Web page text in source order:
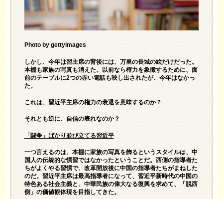
Photo by gettyimages
しかし、今年は習主席の背後には、万里の長城の絵だけだった。
本棚も家族の写真も消えた。以前なら権力を象徴するために、面
前のテーブルに2つの赤い電話も映し出されたが、今年はなかっ
た。
これは、習近平主席の権力の衰退を意味するのか？
それとも逆に、自信の表れなのか？
「闘争」ばかり並び立てる習近平
一つ言えるのは、本棚に家族の写真を飾るというスタイルは、中
国人の伝統的な慣習ではなかったということだ。西側の指導者た
ちがよくやる習慣で、改革開放後に中国の指導者たちがまねした
のだ。習近平主席は最高指導者になって、習近平新時代の中国の
特色ある社会主義と、中華民族の偉大なる復興を求めて、「脱西
側」の価値観体現を目指してきた。